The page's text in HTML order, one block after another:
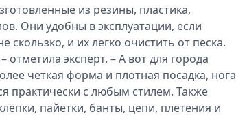
из резины, пластика,
Они удобны в эксплуатации, если
и их легко очистить от песка.
эксперт. – А вот для города
четкая форма и плотная посадка, нога
практически с любым стилем. Также
пайетки, банты, цепи, плетения и